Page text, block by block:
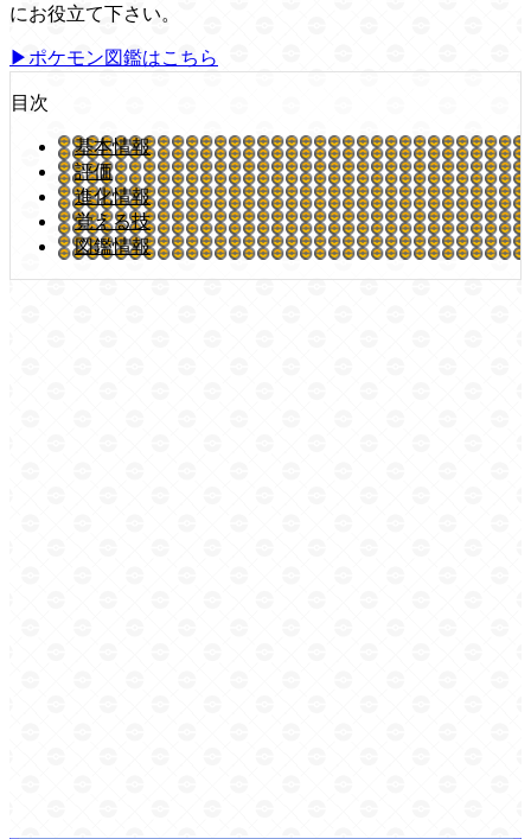
にお役立て下さい。
▶ポケモン図鑑はこちら
目次
基本情報
評価
進化情報
覚える技
図鑑情報